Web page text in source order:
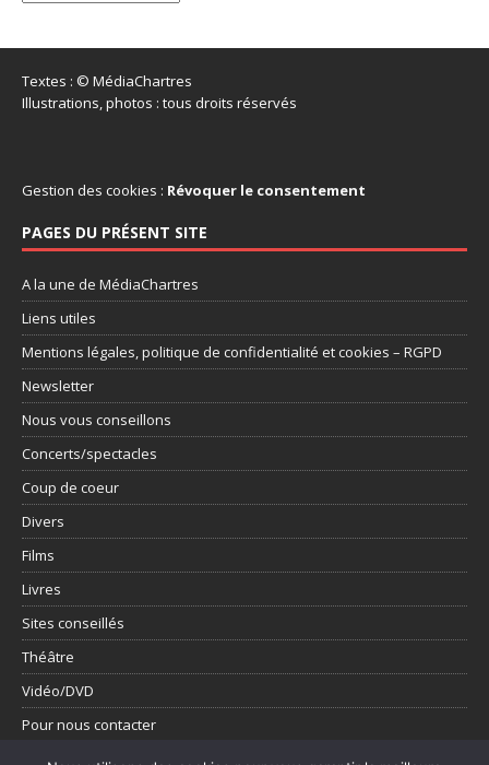
Textes : © MédiaChartres
Illustrations, photos : tous droits réservés
Gestion des cookies : Révoquer le consentement
PAGES DU PRÉSENT SITE
A la une de MédiaChartres
Liens utiles
Mentions légales, politique de confidentialité et cookies – RGPD
Newsletter
Nous vous conseillons
Concerts/spectacles
Coup de coeur
Divers
Films
Livres
Sites conseillés
Théâtre
Vidéo/DVD
Pour nous contacter
Présentation